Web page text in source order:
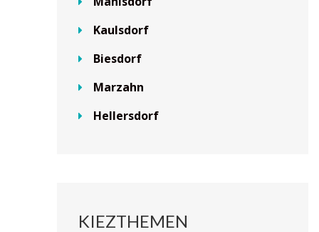
Kaulsdorf
Biesdorf
Marzahn
Hellersdorf
KIEZTHEMEN